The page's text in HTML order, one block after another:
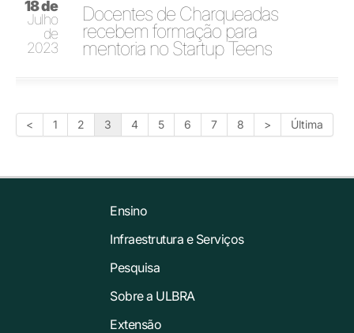
18 de
Julho
de
2023
Docentes de Charqueadas
recebem formação para
mentoria no Startup Teens
< 1 2 3 4 5 6 7 8 > Última
Ensino
Infraestrutura e Serviços
Pesquisa
Sobre a ULBRA
Extensão